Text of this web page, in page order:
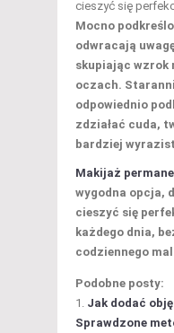
cieszyć się
Mocno
odwracają
skupiając wzrok
oczach.
odpowiednio
zdziałać cuda,
bardziej
Makijaż
wygodna opcja,
cieszyć się
każdego dnia,
codziennego
Podobne posty:
Jak dodać
Sprawdzone